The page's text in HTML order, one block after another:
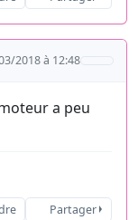
2018 à 12:48
a peu
Partager